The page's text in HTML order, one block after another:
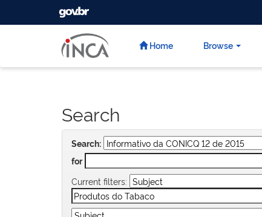
GOVBR
Home Browse
Search
Search:
for
Current filters: